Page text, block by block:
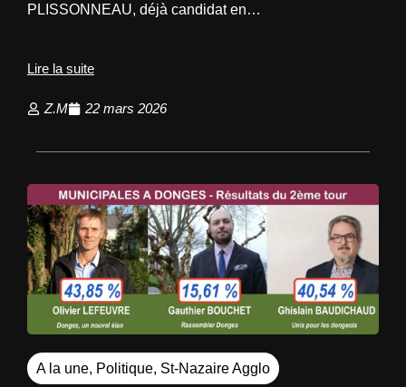
PLISSONNEAU, déjà candidat en…
Lire la suite
Z.M 22 mars 2026
A la une, Politique, St-Nazaire Agglo